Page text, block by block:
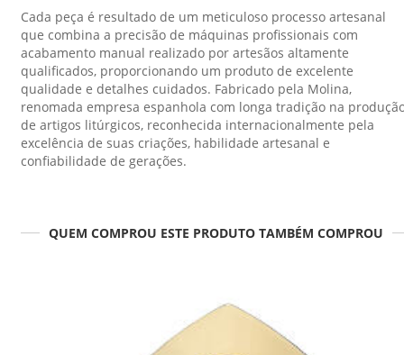
Cada peça é resultado de um meticuloso processo artesanal
que combina a precisão de máquinas profissionais com
acabamento manual realizado por artesãos altamente
qualificados, proporcionando um produto de excelente
qualidade e detalhes cuidados. Fabricado pela Molina,
renomada empresa espanhola com longa tradição na
de artigos litúrgicos, reconhecida internacionalmente pela
excelência de suas criações, habilidade artesanal e
confiabilidade de gerações.
QUEM COMPROU ESTE PRODUTO TAMBÉM COMPROU